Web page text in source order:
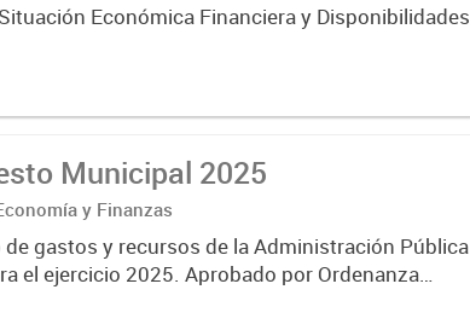
Económica Financiera y Disponibilidades
Municipal 2025
y Finanzas
gastos y recursos de la Administración Pública
el ejercicio 2025. Aprobado por Ordenanza